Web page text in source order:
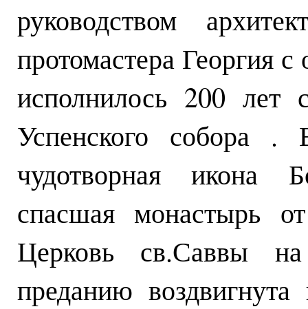
руководством
протомастера Георгия
исполнилось 200 лет
Успенского собора
чудотворная икона
спасшая монастырь
Церковь св.Саввы
преданию